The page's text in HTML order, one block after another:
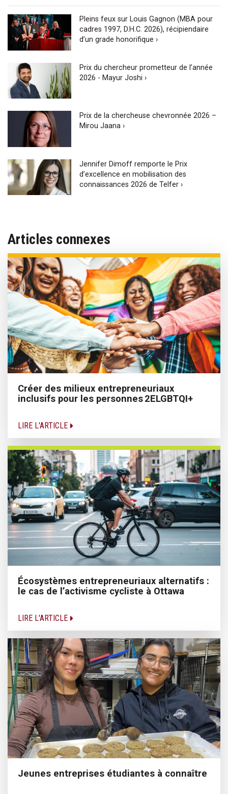
Pleins feux sur Louis Gagnon (MBA pour
cadres 1997, D.H.C. 2026), récipiendaire
d’un grade honorifique ›
Prix du chercheur prometteur de l’année
2026 - Mayur Joshi ›
Prix de la chercheuse chevronnée 2026 –
Mirou Jaana ›
Jennifer Dimoff remporte le Prix
d’excellence en mobilisation des
connaissances 2026 de Telfer ›
Articles connexes
Créer des milieux entrepreneuriaux
inclusifs pour les personnes 2ELGBTQI+
LIRE L'ARTICLE
Écosystèmes entrepreneuriaux alternatifs :
le cas de l’activisme cycliste à Ottawa
LIRE L'ARTICLE
Jeunes entreprises étudiantes à connaître